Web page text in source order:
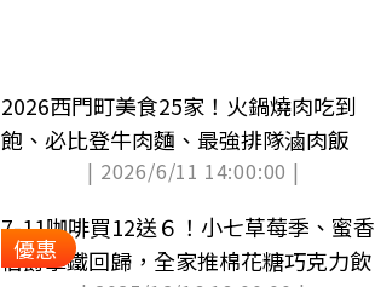
2026西門町美食25家！火鍋燒肉吃到
飽、必比登牛肉麵、最強排隊滷肉飯
| 2026/6/11 14:00:00 |
優惠
7-11咖啡買12送６！小七草莓季、蜜香
伯爵拿鐵回歸，全家推棉花糖巧克力飲